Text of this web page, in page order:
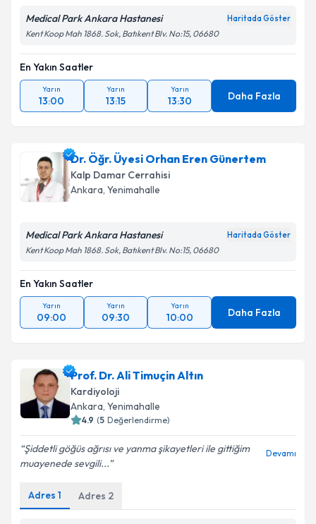
Medical Park Ankara Hastanesi Haritada Göster
Kent Koop Mah 1868. Sok, Batıkent Blv. No:15, 06680
En Yakın Saatler
Yarın
13:00
Yarın
13:15
Yarın
13:30 Daha Fazla
Dr. Öğr. Üyesi Orhan Eren Günertem
Kalp Damar Cerrahisi
Ankara, Yenimahalle
Medical Park Ankara Hastanesi Haritada Göster
Kent Koop Mah 1868. Sok, Batıkent Blv. No:15, 06680
En Yakın Saatler
Yarın
09:00
Yarın
09:30
Yarın
10:00 Daha Fazla
Prof. Dr. Ali Timuçin Altın
Kardiyoloji
Ankara, Yenimahalle
4.9 (5 Değerlendirme)
Şiddetli göğüs ağrısı ve yanma şikayetleri ile gittiğim
muayenede sevgili...
Devamı
Adres 1 Adres 2